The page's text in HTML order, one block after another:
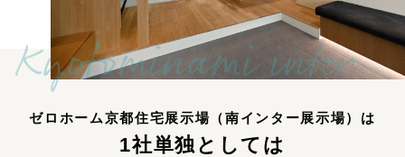
ゼロホーム京都住宅展示場（南インター展示場）は
1社単独としては